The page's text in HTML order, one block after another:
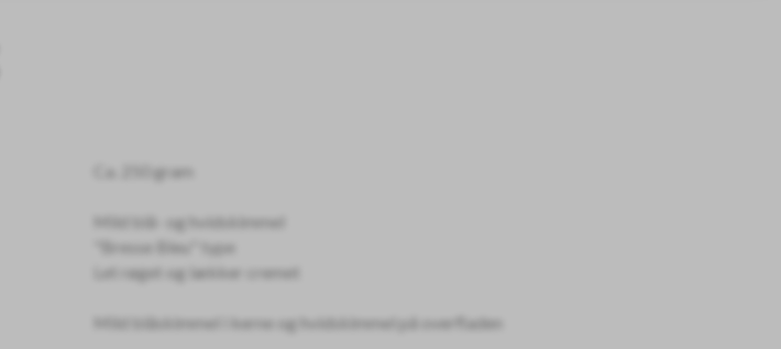
Ca. 250 gram
Mild blå- og hvidskimmel
"Bresse Bleu" type
Let røget og lækker cremet
Mild blåskimmel i kerne og hvidskimmel på overfladen